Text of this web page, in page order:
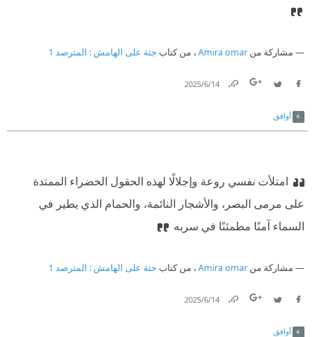
مشاركة من Amira omar ، من كتاب جثة على الهامش⁩ : المترصد 1
14‏/6‏/2025
أوافق
امتلأت نفسي روعة وإجلالًا لهذه الحقول الخضراء الممتدة
على مرمى البصر، والأشجار النائمة، والحمام الذي يطير في
السماء آمنًا مطمئنًا في سربه
مشاركة من Amira omar ، من كتاب جثة على الهامش⁩ : المترصد 1
14‏/6‏/2025
أوافق